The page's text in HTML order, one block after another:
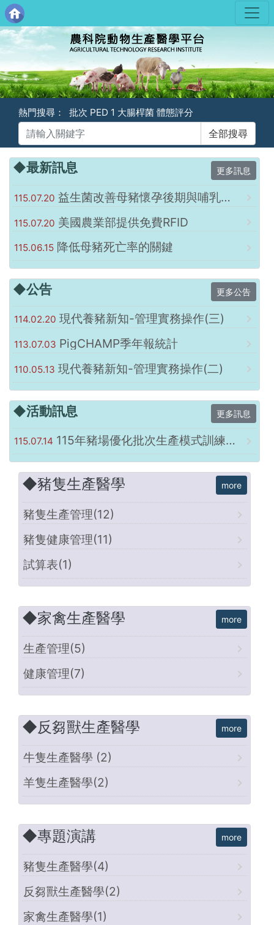
熱門搜尋： 批次 PED 1 大腸桿菌 體態評分
◆最新訊息 更多訊息
115.07.20 益生菌改善母豬懷孕後期與哺乳期的便秘和發炎
115.07.20 美國農業部提供免費RFID
115.06.15 降低母豬死亡率的關鍵
◆公告 更多公告
114.02.20 現代養豬新知-管理實務操作(三)
113.07.03 PigCHAMP季年報統計
110.05.13 現代養豬新知-管理實務操作(二)
◆活動訊息 更多訊息
115.07.14 115年豬場優化批次生產模式訓練班 ─養豬場導入批次管理、配種流程─
◆豬隻生產醫學
豬隻生產管理(12)
豬隻健康管理(11)
試算表(1)
◆家禽生產醫學
生產管理(5)
健康管理(7)
◆反芻獸生產醫學
牛隻生產醫學 (2)
羊隻生產醫學(2)
◆專題演講
豬隻生產醫學(4)
反芻獸生產醫學(2)
家禽生產醫學(1)